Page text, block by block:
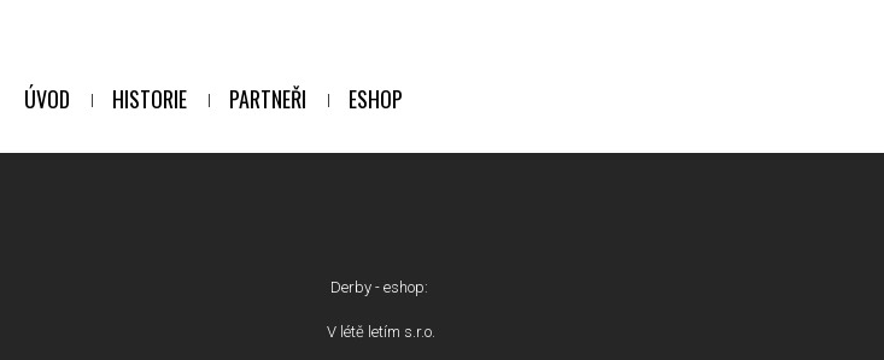
ÚVOD HISTORIE PARTNEŘI ESHOP
Derby - eshop:
V létě letím s.r.o.